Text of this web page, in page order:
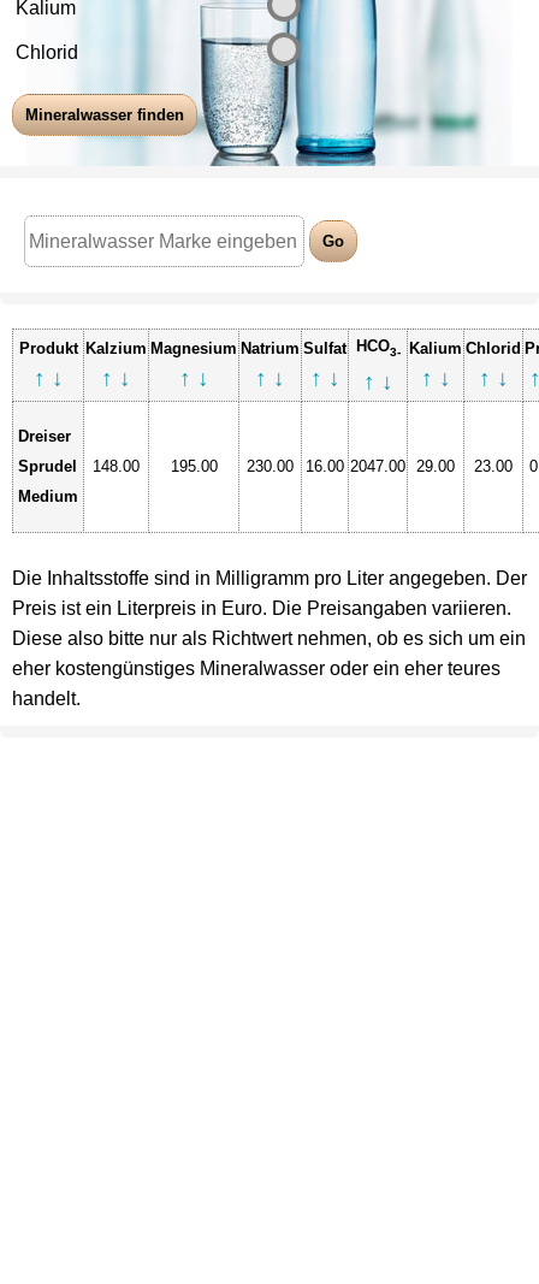
Kalium
Chlorid
Produkt
↑ ↓
Kalzium
↑ ↓
Magnesium
↑ ↓
Natrium
↑ ↓
Sulfat
↑ ↓
HCO3-
↑ ↓
Kalium
↑ ↓
Chlorid
↑ ↓
Dreiser
Sprudel
Medium
148.00 195.00 230.00 16.00 2047.00 29.00 23.00
Die Inhaltsstoffe sind in Milligramm pro Liter angegeben. Der
Preis ist ein Literpreis in Euro. Die Preisangaben variieren.
Diese also bitte nur als Richtwert nehmen, ob es sich um ein
eher kostengünstiges Mineralwasser oder ein eher teures
handelt.